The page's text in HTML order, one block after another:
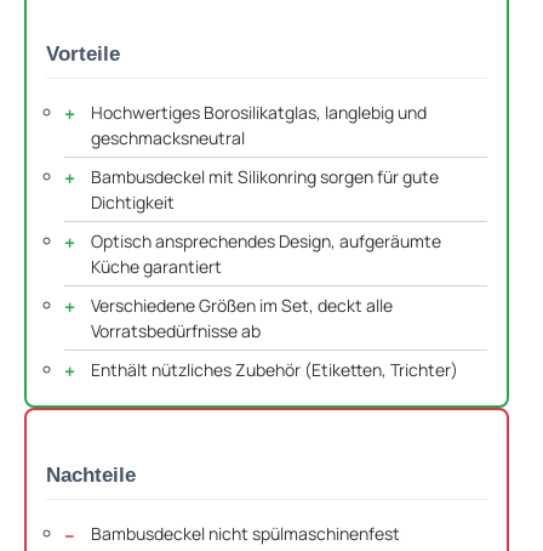
Vorteile
Hochwertiges Borosilikatglas, langlebig und
geschmacksneutral
Bambusdeckel mit Silikonring sorgen für gute
Dichtigkeit
Optisch ansprechendes Design, aufgeräumte
Küche garantiert
Verschiedene Größen im Set, deckt alle
Vorratsbedürfnisse ab
Enthält nützliches Zubehör (Etiketten, Trichter)
Nachteile
Bambusdeckel nicht spülmaschinenfest